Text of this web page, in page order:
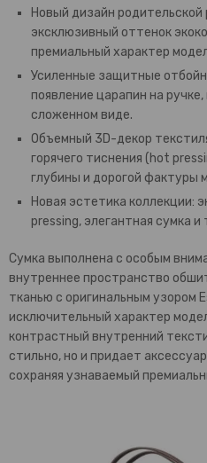
Новый дизайн родительской
эксклюзивный оттенок
премиальный характер
Усиленные защитные
появление царапин на
сложенном виде.
Объемный 3D-декор
горячего тиснения (hot
глубины и дорогой фактуры
Новая эстетика коллекции:
pressing, элегантная сумка
Сумка выполнена с особым
внутреннее пространство
тканью с оригинальным узором
исключительный характер
контрастный внутренний
стильно, но и придает
сохраняя узнаваемый